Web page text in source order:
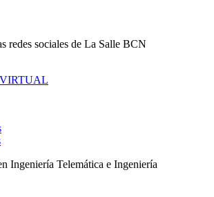
redes sociales de La Salle BCN